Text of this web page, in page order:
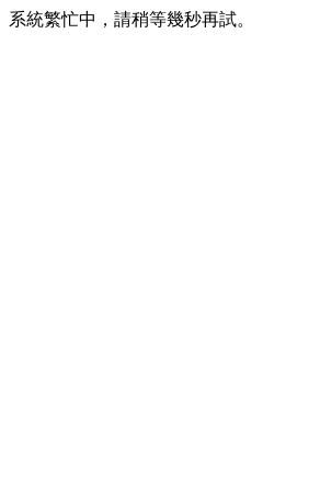
系統繁忙中，請稍等幾秒再試。